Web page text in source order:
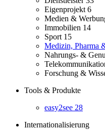
Eigenprojekt 6
Medien &
Immobilien 14
Sport 15
Medizin, Pharma
Nahrungs- &
Forschung &
Tools & Produkte
easy2see 28
Internationalisierung